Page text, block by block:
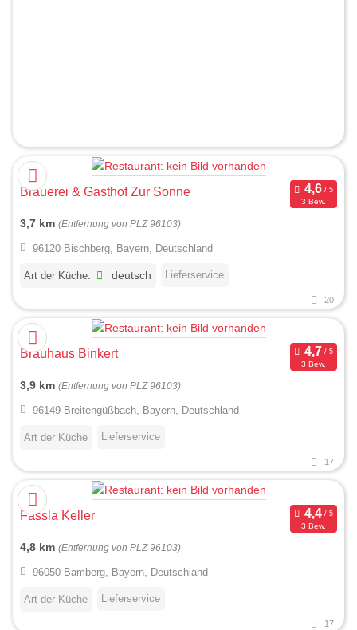
Brauerei & Gasthof Zur Sonne
3 Bew.
3,7 km (Entfernung von PLZ 96103)
96120 Bischberg, Bayern, Deutschland
Art der Küche: deutsch Lieferservice
20
Brauhaus Binkert
3 Bew.
3,9 km (Entfernung von PLZ 96103)
96149 Breitengüßbach, Bayern, Deutschland
Art der Küche Lieferservice
17
Fässla Keller
3 Bew.
4,8 km (Entfernung von PLZ 96103)
96050 Bamberg, Bayern, Deutschland
Art der Küche Lieferservice
17